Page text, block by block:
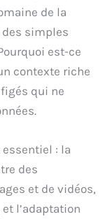
de la
simples
est-ce
contexte riche
qui ne
: la
des
et de vidéos,
l’adaptation